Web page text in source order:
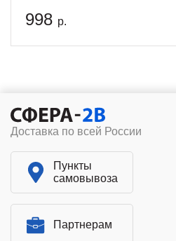
998 р.
Доставка по всей России
Пункты
самовывоза
Партнерам